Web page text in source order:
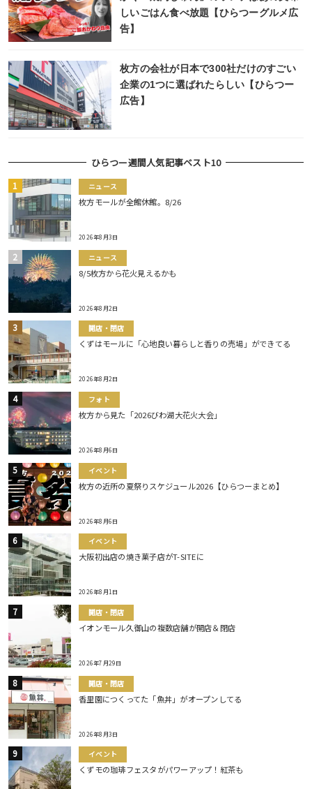
しいごはん食べ放題【ひらつーグルメ広
告】
枚方の会社が日本で300社だけのすごい
企業の1つに選ばれたらしい【ひらつー
広告】
ひらつー週間人気記事ベスト10
ニュース
枚方モールが全館休館。8/26
2026年8月3日
ニュース
8/5枚方から花火見えるかも
2026年8月2日
開店・閉店
くずはモールに「心地良い暮らしと香りの売場」ができてる
2026年8月2日
フォト
枚方から見た「2026びわ湖大花火大会」
2026年8月6日
イベント
枚方の近所の夏祭りスケジュール2026【ひらつーまとめ】
2026年8月6日
イベント
大阪初出店の焼き菓子店がT-SITEに
2026年8月1日
開店・閉店
イオンモール久御山の複数店舗が開店＆閉店
2026年7月29日
開店・閉店
香里園につくってた「魚丼」がオープンしてる
2026年8月3日
イベント
くずモの珈琲フェスタがパワーアップ！紅茶も